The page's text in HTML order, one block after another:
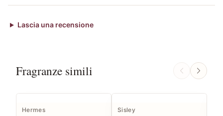
Lascia una recensione
Fragranze simili
Hermes Sisley